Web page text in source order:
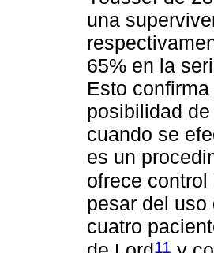
una
65% en la
Esto
posibilidad
cuando se
es un
ofrece
pesar del uso
cuatro
11